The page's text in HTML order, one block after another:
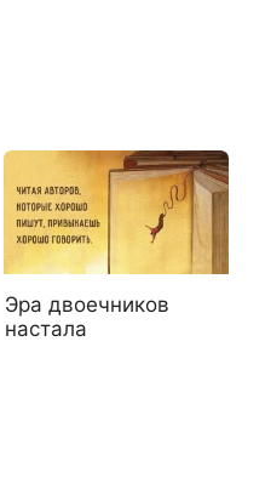
Эра двоечников
настала